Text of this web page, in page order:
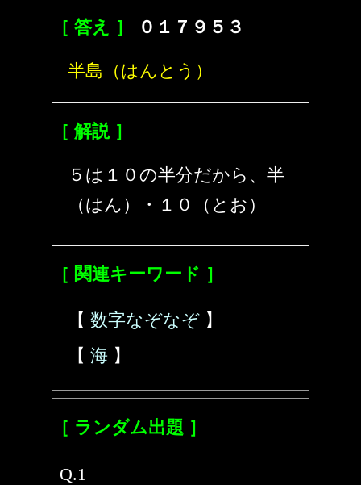
［ 答え ］ ０１７９５３
半島（はんとう）
［ 解説 ］
５は１０の半分だから、半
（はん）・１０（とお）
［ 関連キーワード ］
【 数字なぞなぞ 】
【 海 】
［ ランダム出題 ］
Q.1